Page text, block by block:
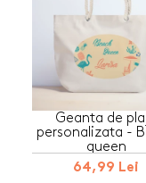
Geanta de
personalizata -
queen
64,99 Lei